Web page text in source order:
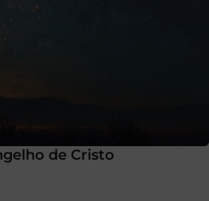
de Cristo